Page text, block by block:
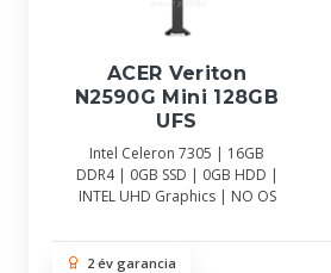
ACER Veriton
N2590G Mini 128GB
UFS
Intel Celeron 7305 | 16GB
DDR4 | 0GB SSD | 0GB HDD |
INTEL UHD Graphics | NO OS
2 év garancia